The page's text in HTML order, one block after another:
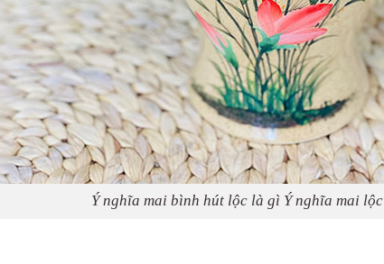
Ý nghĩa mai bình hút lộc là gì Ý nghĩa mai